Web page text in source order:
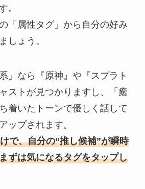
。
「属性タグ」から自分の好み
しょう。
」なら『原神』や『スプラト
ストが見つかりますし、「癒
着いたトーンで優しく話して
ップされます。
で、自分の“推し候補”が瞬時
ずは気になるタグをタップし